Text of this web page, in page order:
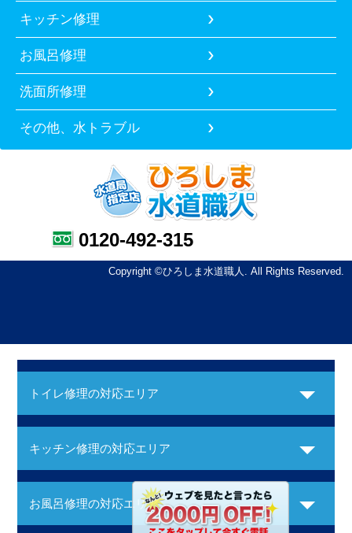
キッチン修理
お風呂修理
洗面所修理
その他、水トラブル
0120-492-315
Copyright ©ひろしま水道職人. All Rights Reserved.
トイレ修理の対応エリア
キッチン修理の対応エリア
お風呂修理の対応エリア